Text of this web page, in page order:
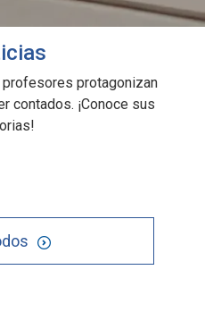
protagonizan
contados. ¡Conoce sus